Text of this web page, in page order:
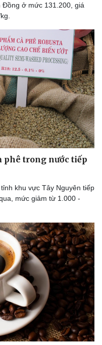
Đồng ở mức 131.200, giá
phê trong nước tiếp
khu vực Tây Nguyên tiếp
mức giảm từ 1.000 -